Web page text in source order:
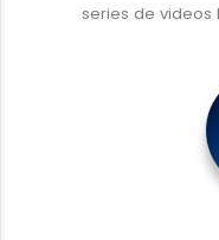
series de videos